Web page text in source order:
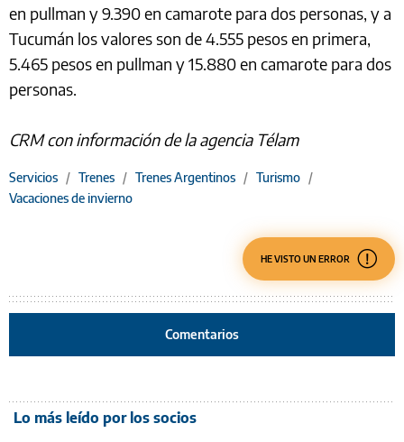
en pullman y 9.390 en camarote para dos personas, y a
Tucumán los valores son de 4.555 pesos en primera,
5.465 pesos en pullman y 15.880 en camarote para dos
personas.
CRM con información de la agencia Télam
Servicios / Trenes / Trenes Argentinos / Turismo /
Vacaciones de invierno
HE VISTO UN ERROR
Comentarios
Lo más leído por los socios